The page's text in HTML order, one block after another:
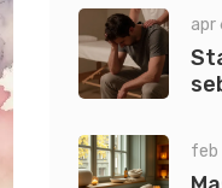
apr
feb